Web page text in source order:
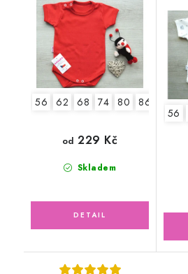
56 62 68 74 80 86 92
Skladem
od 229 Kč
56